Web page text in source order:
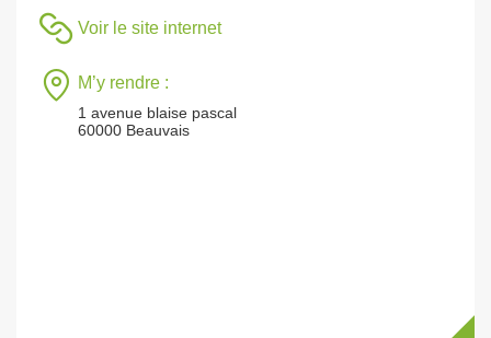
Voir le site internet
M’y rendre :
1 avenue blaise pascal
60000 Beauvais